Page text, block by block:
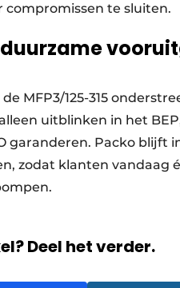
compromissen te sluiten.
duurzame
MFP3/125-315
uitblinken in het
garanderen. Packo blijft
zodat klanten
Deel het verder.